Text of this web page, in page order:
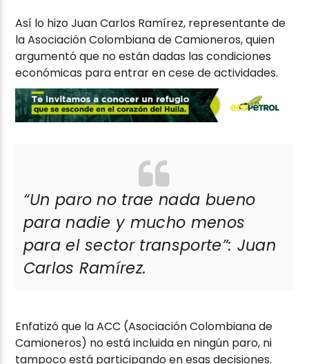
Así lo hizo Juan Carlos Ramírez, representante de
la Asociación Colombiana de Camioneros, quien
argumentó que no están dadas las condiciones
económicas para entrar en cese de actividades.
“Un paro no trae nada bueno
para nadie y mucho menos
para el sector transporte”: Juan
Carlos Ramírez.
Enfatizó que la ACC (Asociación Colombiana de
Camioneros) no está incluida en ningún paro, ni
tampoco está participando en esas decisiones.